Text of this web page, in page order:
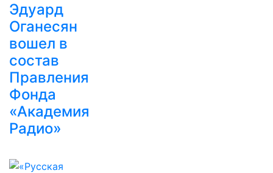
Эдуард
Оганесян
вошел в
состав
Правления
Фонда
«Академия
Радио»